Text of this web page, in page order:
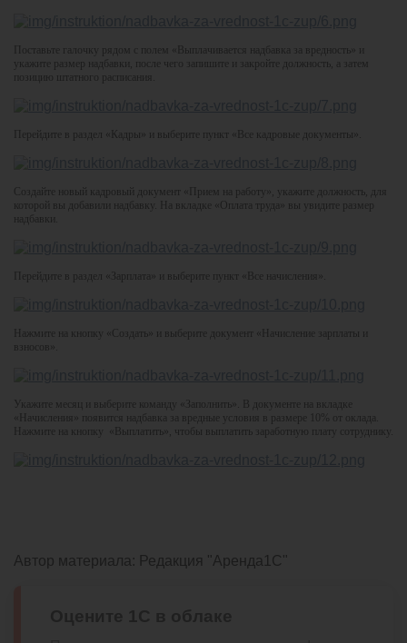
Поставьте галочку рядом с полем «Выплачивается надбавка за вредность» и
укажите размер надбавки, после чего запишите и закройте должность, а затем
позицию штатного расписания.
Перейдите в раздел «Кадры» и выберите пункт «Все кадровые документы».
Создайте новый кадровый документ «Прием на работу», укажите должность, для
которой вы добавили надбавку. На вкладке «Оплата труда» вы увидите размер
надбавки.
Перейдите в раздел «Зарплата» и выберите пункт «Все начисления».
Нажмите на кнопку «Создать» и выберите документ «Начисление зарплаты и
взносов».
Укажите месяц и выберите команду «Заполнить». В документе на вкладке
«Начисления» появится надбавка за вредные условия в размере 10% от оклада.
Нажмите на кнопку «Выплатить», чтобы выплатить заработную плату сотруднику.
Автор материала: Редакция "Аренда1С"